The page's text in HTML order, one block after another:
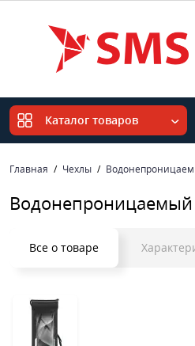
Каталог товаров
Главная Чехлы
Водонепроницаемый
Все о товаре